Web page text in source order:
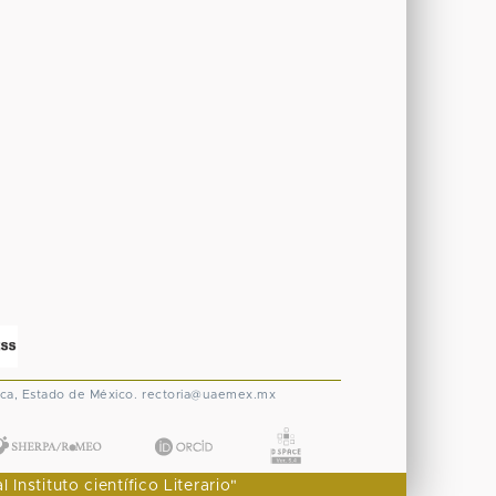
Estado de México. rectoria@uaemex.mx
Instituto científico Literario"